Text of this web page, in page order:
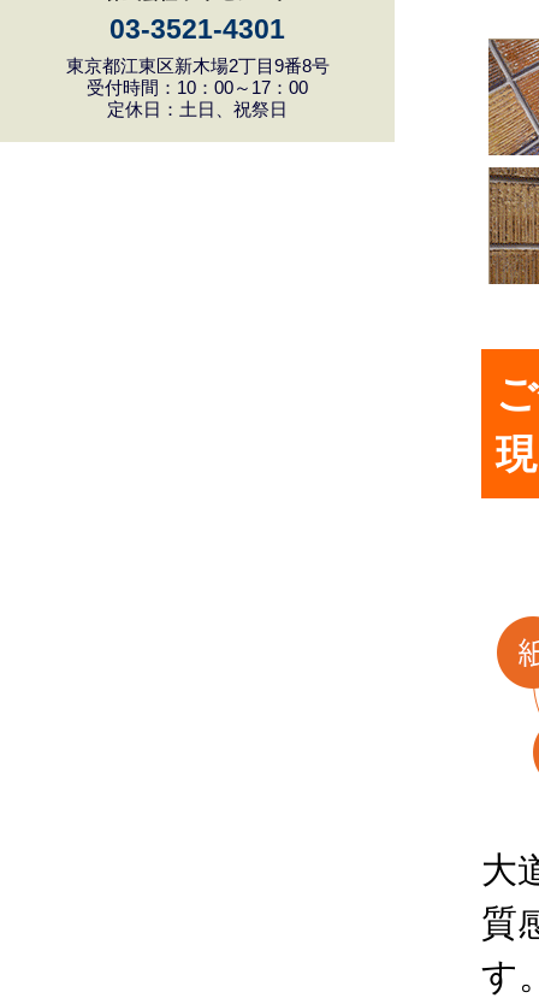
03-3521-4301
東京都江東区新木場2丁目9番8号
受付時間：10：00～17：00
定休日：土日、祝祭日
大
質
す